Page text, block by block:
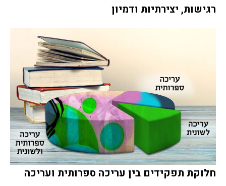
רגישות, יצירתיות ודמיון
חלוקת תפקידים בין עריכה ספרותית ועריכה